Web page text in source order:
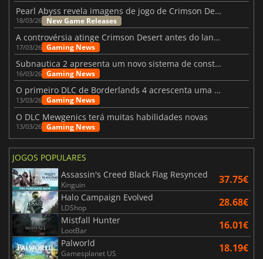
Pearl Abyss revela imagens de jogo de Crimson Desert para a PS5
18/03/26 New Game Releases
A controvérsia atinge Crimson Desert antes do lançamento
17/03/26 Gaming News
Subnautica 2 apresenta um novo sistema de construção de bases
16/03/26 Gaming News
O primeiro DLC de Borderlands 4 acrescenta uma nova personagem e muito mais
13/03/26 Gaming News
O DLC Mewgenics terá muitas habilidades novas
13/03/26 Gaming News
JOGOS POPULARES
Assassin's Creed Black Flag Resynced
Kinguin 37.75€
Halo Campaign Evolved
LDShop 28.68€
Mistfall Hunter
LootBar 16.01€
Palworld
Gamesplanet US 18.19€